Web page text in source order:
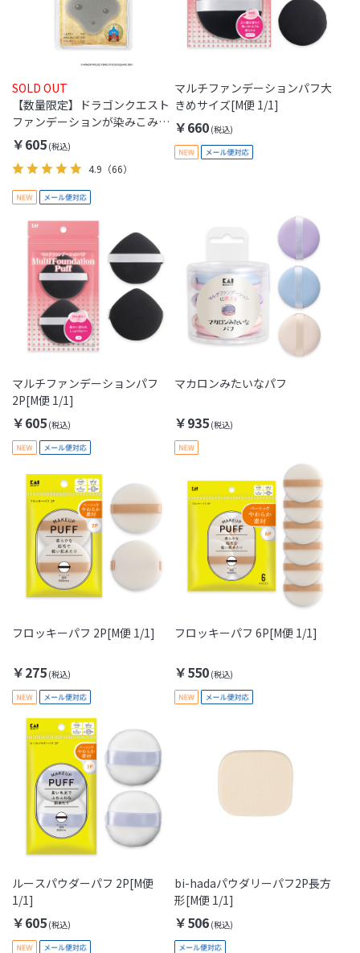
SOLD OUT
【数量限定】ドラゴンクエスト
ファンデーションが染みこみに
くいパフ（はぐれメタル）[M便
￥605
4.9 （66）
マルチファンデーションパフ大
きめサイズ[M便 1/1]
￥660
マルチファンデーションパフ
2P[M便 1/1]
￥605
マカロンみたいなパフ
￥935
フロッキーパフ 2P[M便 1/1]
￥275
フロッキーパフ 6P[M便 1/1]
￥550
ルースパウダーパフ 2P[M便
1/1]
￥605
bi-hadaパウダリーパフ2P長方
形[M便 1/1]
￥506